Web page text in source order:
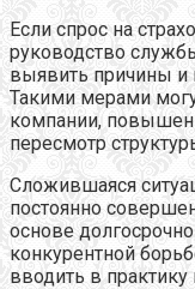
Если спрос на
руководство
выявить причины и
Такими мерами
компании,
пересмотр
Сложившаяся
постоянно
основе
конкурентной
вводить в